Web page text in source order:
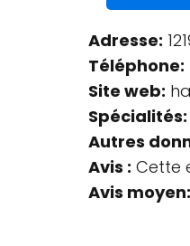
Adresse:
Téléphone:
Site web:
Spécialités:
Autres
Avis : Cette
Avis moyen: